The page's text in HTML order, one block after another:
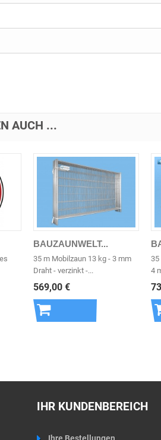
AUCH ...
BAUZAUNWELT...
35 m Mobilzaun 13 kg - 3 mm
Draht - verzinkt -...
569,00 €
35
4
IHR KUNDENBEREICH